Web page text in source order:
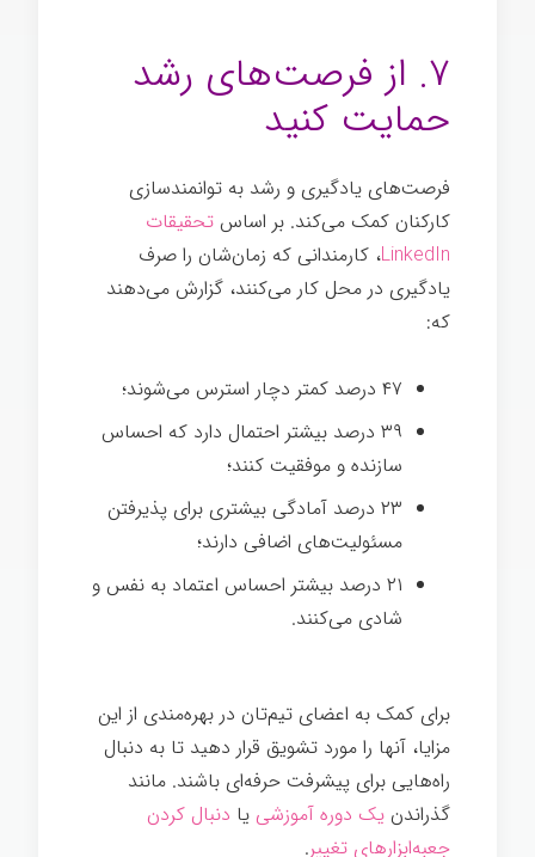
۷. از فرصت‌های رشد
حمایت کنيد
فرصت‌های یادگیری و رشد به توانمندسازی
کارکنان کمک می‌کند. بر اساس تحقیقات
LinkedIn، کارمندانی که زمان‌شان را صرف
یادگیری در محل کار می‌کنند، گزارش می‌دهند
که:
۴۷ درصد کمتر دچار استرس می‌شوند؛
۳۹ درصد بیشتر احتمال دارد که احساس
سازنده و موفقیت کنند؛
۲۳ درصد آمادگی بیشتری برای پذیرفتن
مسئولیت‌های اضافی دارند؛
۲۱ درصد بیشتر احساس اعتماد به نفس و
شادی می‌کنند.
برای کمک به اعضای تیم‌تان در بهره‌مندی از این
مزایا، آنها را مورد تشویق قرار دهید تا به دنبال
راه‌هایی برای پیشرفت حرفه‌ای باشند. مانند
گذراندن یک دوره آموزشی یا دنبال کردن
جعبه‌ابزارهای تغییر.